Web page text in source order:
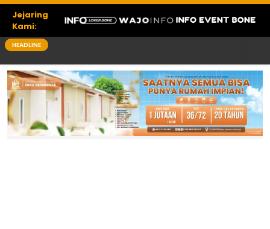
Jejaring
Kami:
HEADLINE